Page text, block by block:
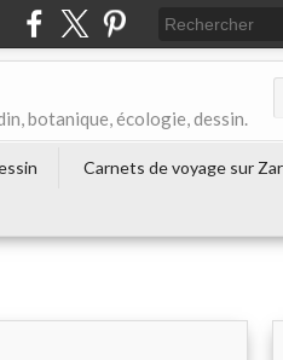
botanique, écologie, dessin.
Carnets de voyage sur